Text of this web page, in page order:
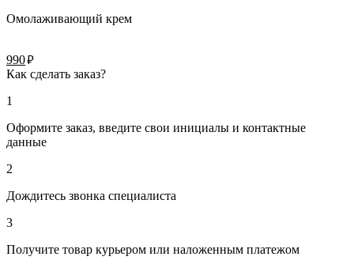
Омолаживающий крем
990руб.
Как сделать заказ?
1
Оформите заказ, введите свои инициалы и контактные
данные
2
Дождитесь звонка специалиста
3
Получите товар курьером или наложенным платежом